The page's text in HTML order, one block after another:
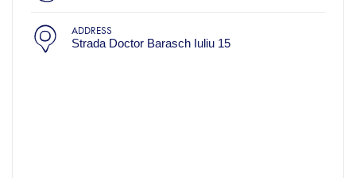
ADDRESS
Strada Doctor Barasch Iuliu 15